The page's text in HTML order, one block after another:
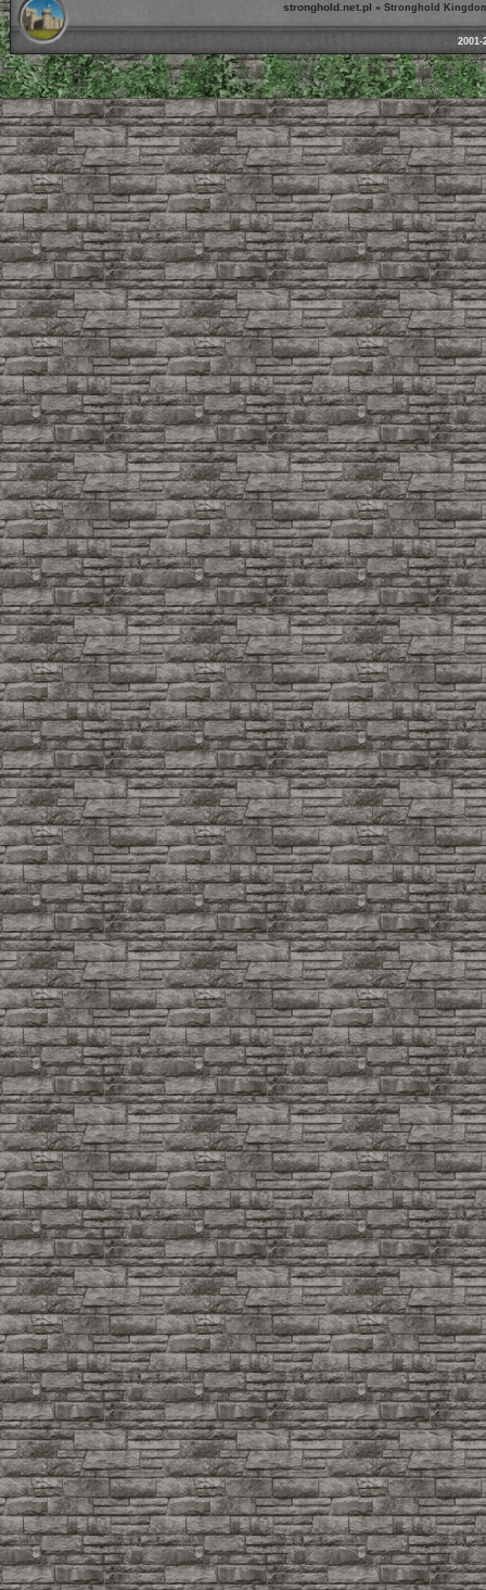
stronghold.net.pl » Stronghold